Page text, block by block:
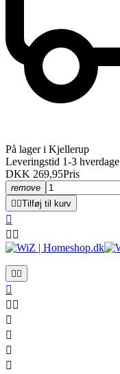
På lager i Kjellerup
Leveringstid 1-3 hverdage
DKK 269,95Pris
remove
 Tilføj til kurv

 
 

 



